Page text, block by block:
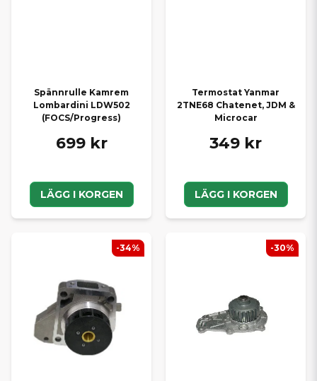
Spännrulle Kamrem
Lombardini LDW502
(FOCS/Progress)
699 kr
LÄGG I KORGEN
Termostat Yanmar
2TNE68 Chatenet, JDM &
Microcar
349 kr
LÄGG I KORGEN
-34% -30%